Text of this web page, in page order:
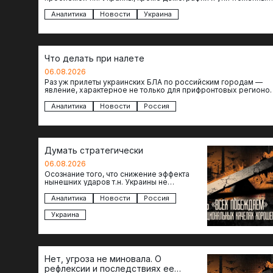
Аналитика Новости Украина
Что делать при налете
06.08.2026
Раз уж прилеты украинских БЛА по российским городам —
явление, характерное не только для прифронтовых
Аналитика Новости Россия
Думать стратегически
06.08.2026
Осознание того, что снижение эффекта
нынешних ударов т.н. Украины не
— повод задаться вопросом: что делать…
Аналитика Новости
Россия
Украина
Нет, угроза не миновала. О
рефлексии и последствиях ее